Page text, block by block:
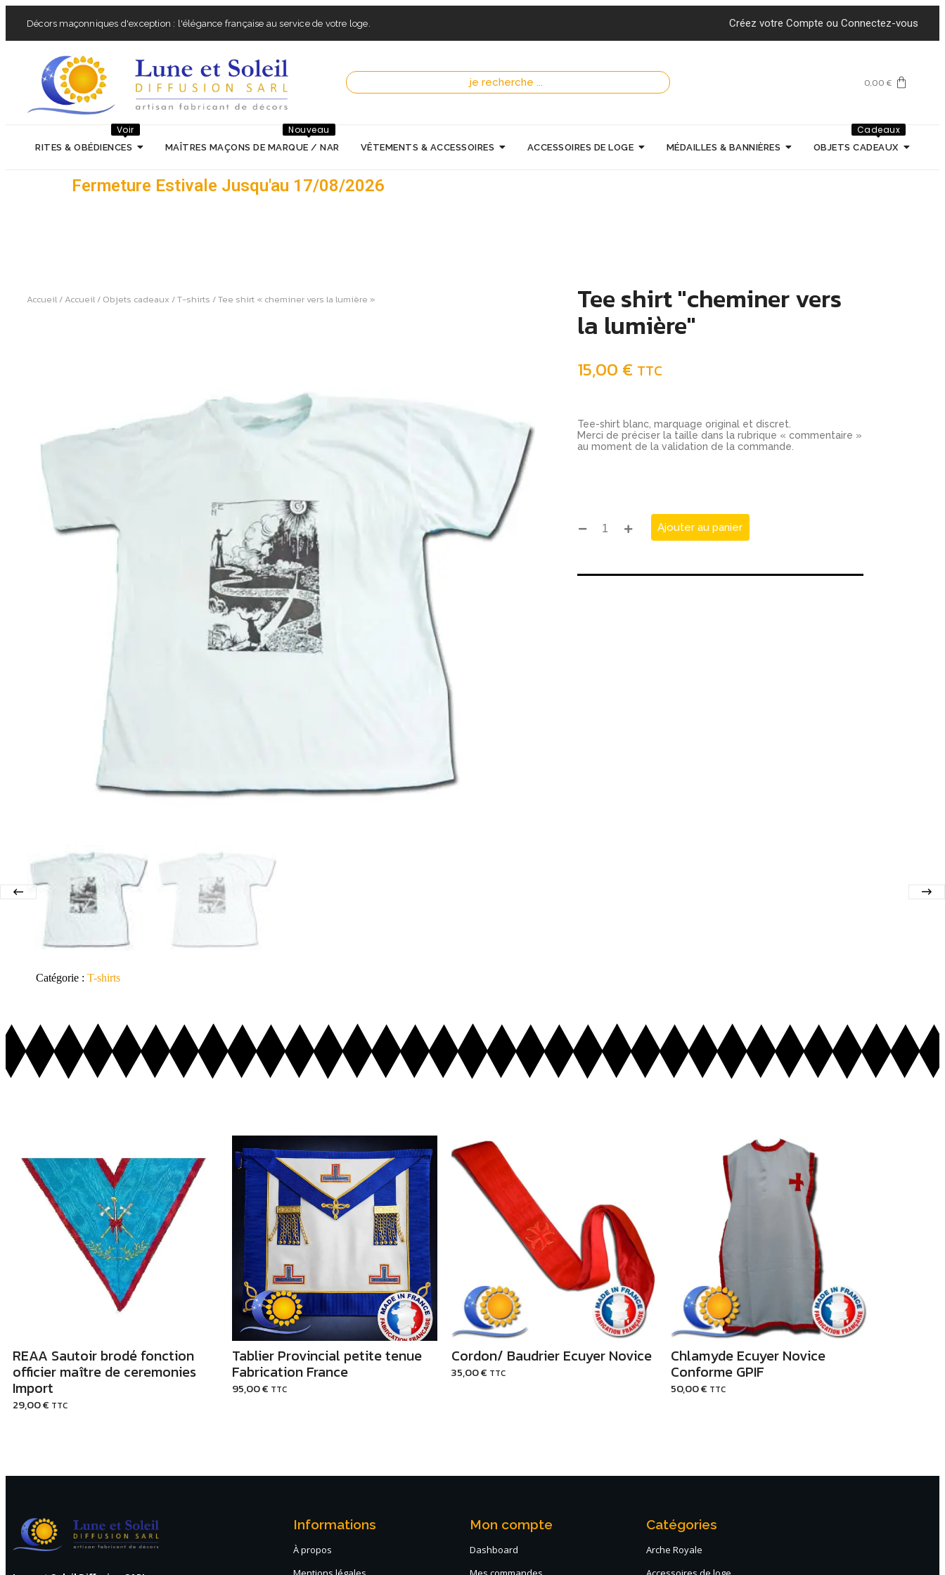
Décors maçonniques d'exception : l'élégance française au service de votre loge. Créez votre Compte ou Connectez-vous
0,00€
RITES & OBÉDIENCES
Voir
MAÎTRES MAÇONS DE MARQUE / NAR
Nouveau
VÊTEMENTS & ACCESSOIRES ACCESSOIRES DE LOGE MÉDAILLES & BANNIÈRES OBJETS CADEAUX
Cadeaux
Fermeture Estivale Jusqu'au 17/08/2026
Accueil / Accueil / Objets cadeaux /T-shirts / Tee shirt « cheminer vers la lumière »
Catégorie : T-shirts
Tee shirt "cheminer vers
la lumière"
15,00 € TTC
Tee-shirt blanc, marquage original et discret.
Merci de préciser la taille dans la rubrique « commentaire »
au moment de la validation de la commande.
Ajouter au panier
Ajouter au Panier
REAA Sautoir brodé fonction
officier maître de ceremonies
Import
29,00€ TTC
Ajouter au Panier
Tablier Provincial petite tenue
Fabrication France
95,00€ TTC
Ajouter au Panier
Cordon/ Baudrier Ecuyer Novice
35,00€ TTC
Chlamyde Ecuyer Novice
Conforme GPIF
50,00€ TTC
Informations
À propos
Mon compte
Dashboard
Catégories
Arche Royale